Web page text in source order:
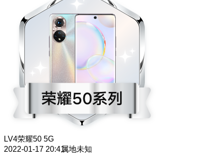
LV4荣耀50 5G
2022-01-17 20:41属地未知